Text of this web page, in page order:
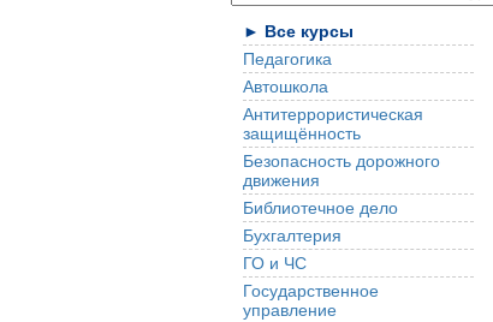
► Все курсы
Педагогика
Автошкола
Антитеррористическая
защищённость
Безопасность дорожного
движения
Библиотечное дело
Бухгалтерия
ГО и ЧС
Государственное
управление